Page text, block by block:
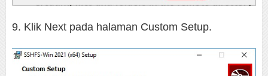
9. Klik Next pada halaman Custom Setup.